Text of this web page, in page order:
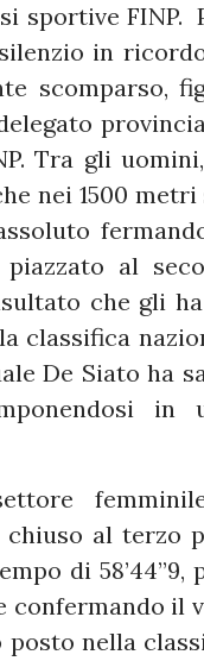
sportive FINP.
in
scomparso,
Tra gli
nei 1500
al
che gli
classifica
De Siato ha
in
chiuso al terzo
di 58’44”9,
confermando il
nella